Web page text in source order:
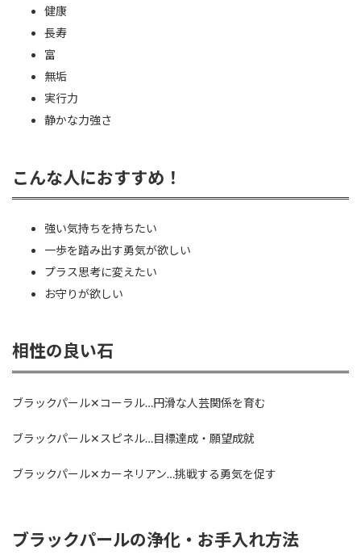
健康
長寿
富
無垢
実行力
静かな力強さ
こんな人におすすめ！
強い気持ちを持ちたい
一歩を踏み出す勇気が欲しい
プラス思考に変えたい
お守りが欲しい
相性の良い石
ブラックパール✕コーラル…円滑な人芸関係を育む
ブラックパール✕スピネル…目標達成・願望成就
ブラックパール✕カーネリアン…挑戦する勇気を促す
ブラックパールの浄化・お手入れ方法